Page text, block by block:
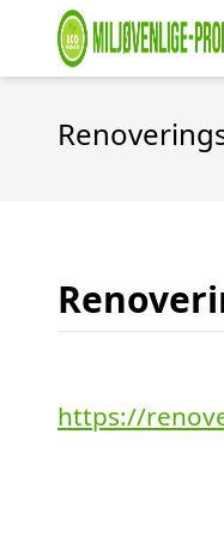
https://